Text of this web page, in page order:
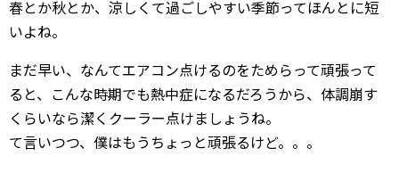
春とか秋とか、涼しくて過ごしやすい季節ってほんとに短
いよね。
まだ早い、なんてエアコン点けるのをためらって頑張って
ると、こんな時期でも熱中症になるだろうから、体調崩す
くらいなら潔くクーラー点けましょうね。
て言いつつ、僕はもうちょっと頑張るけど。。。